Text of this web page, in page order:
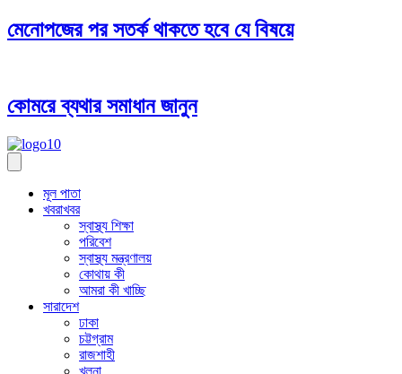
মেনোপজের পর সতর্ক থাকতে হবে যে বিষয়ে
কোমরে ব্যথার সমাধান জানুন
মূল পাতা
খবরাখবর
স্বাস্থ্য শিক্ষা
পরিবেশ
স্বাস্থ্য মন্ত্রণালয়
কোথায় কী
আমরা কী খাচ্ছি
সারাদেশ
ঢাকা
চট্টগ্রাম
রাজশাহী
খুলনা